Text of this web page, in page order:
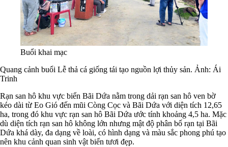
Buổi khai mạc
Quang cảnh buổi Lễ thả cá giống tái tạo nguồn lợi thủy sản. Ảnh: Ái
Trinh
Rạn san hô khu vực biển Bãi Dứa nằm trong dải rạn san hô ven bờ
kéo dài từ Eo Gió đến mũi Còng Cọc và Bãi Dứa với diện tích 12,65
ha, trong đó khu vực rạn san hô Bãi Dứa ước tính khoảng 4,5 ha. Mặc
dù diện tích rạn san hô không lớn nhưng mật độ phân bố rạn tại Bãi
Dứa khá dày, đa dạng về loài, có hình dạng và màu sắc phong phú tạo
nên khu cảnh quan sinh vật biển tươi đẹp.